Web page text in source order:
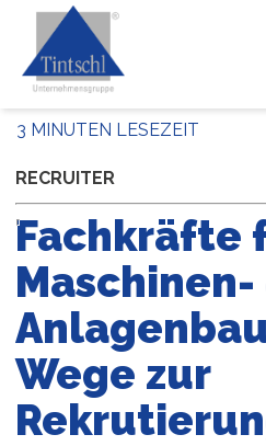
3 MINUTEN LESEZEIT
RECRUITER
Fachkräfte
Maschinen-
Wege zur